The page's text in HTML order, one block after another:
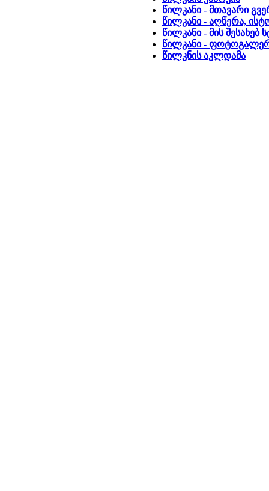
წილკანი - მთავარი
წილკანი - აღწერა,
წილკანი - მის შესახებ
წილკანი -
წილკნის აკლდამა